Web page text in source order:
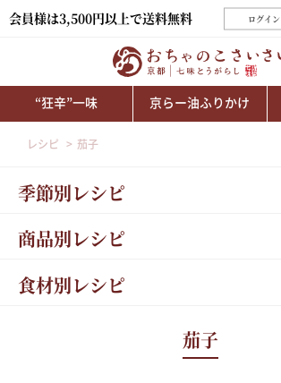
会員様は3,500円以上で送料無料 ログイン
“狂辛”一味 京らー油ふりかけ
レシピ 茄子
季節別レシピ
商品別レシピ
食材別レシピ
茄子